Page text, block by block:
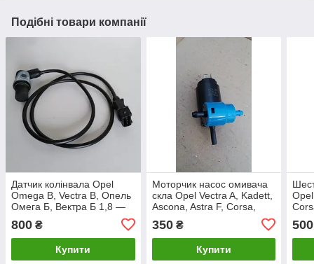
Подібні товари компанії
Датчик колінвала Opel
Omega B, Vectra B, Опель
Омега Б, Вектра Б 1,8 —
90458251.
800 ₴
Купити
Моторчик насос омивача
скла Opel Vectra A, Kadett,
Ascona, Astra F, Corsa,
універсал.
350₴
Купити
500